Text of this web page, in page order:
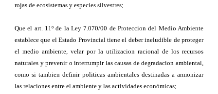
rojas de ecosistemas y especies silvestres;
Que el art. 11º de la Ley 7.070/00 de Proteccion del Medio Ambiente
establece que el Estado Provincial tiene el deber ineludible de proteger
el medio ambiente, velar por la utilizacion racional de los recursos
naturales y prevenir o interrumpir las causas de degradacion ambiental,
como si tambien definir politicas ambientales destinadas a armonizar
las relaciones entre el ambiente y las actividades económicas;